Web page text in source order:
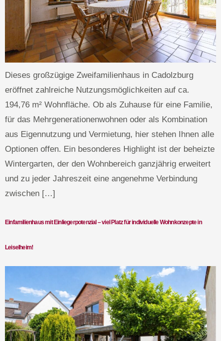
Dieses großzügige Zweifamilienhaus in Cadolzburg
eröffnet zahlreiche Nutzungsmöglichkeiten auf ca.
194,76 m² Wohnfläche. Ob als Zuhause für eine Familie,
für das Mehrgenerationenwohnen oder als Kombination
aus Eigennutzung und Vermietung, hier stehen Ihnen alle
Optionen offen. Ein besonderes Highlight ist der beheizte
Wintergarten, der den Wohnbereich ganzjährig erweitert
und zu jeder Jahreszeit eine angenehme Verbindung
zwischen […]
Einfamilienhaus mit Einliegerpotenzial – viel Platz für individuelle Wohnkonzepte in
Leiselheim!